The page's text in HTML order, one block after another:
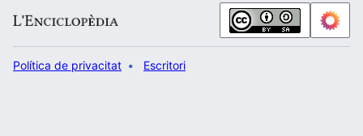
Política de privacitat Escritori